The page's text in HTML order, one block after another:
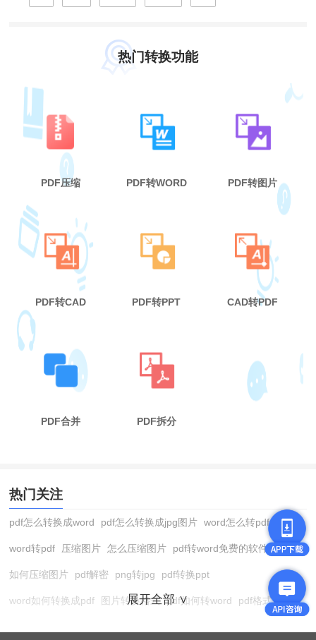
热门转换功能
PDF压缩 PDF转WORD PDF转图片
PDF转CAD PDF转PPT CAD转PDF
PDF合并 PDF拆分
热门关注
pdf怎么转换成word pdf怎么转换成jpg图片 word怎么转pdf
word转pdf 压缩图片 怎么压缩图片 pdf转word免费的软件
如何压缩图片 pdf解密 png转jpg pdf转换ppt
word如何转换成pdf 图片转换格式 pdf如何转word pdf格式转换
展开全部 ∨